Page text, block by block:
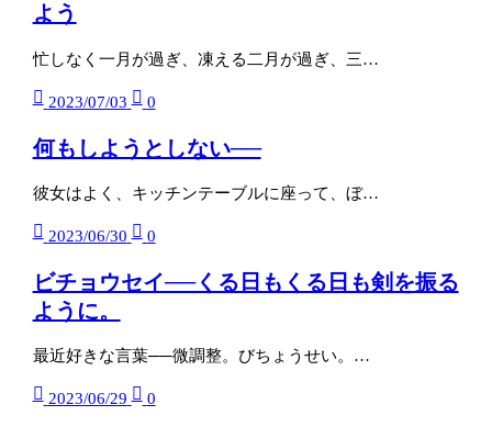
よう
忙しなく一月が過ぎ、凍える二月が過ぎ、三…
2023/07/03 0
何もしようとしない──
彼女はよく、キッチンテーブルに座って、ぼ…
2023/06/30 0
ビチョウセイ──くる日もくる日も剣を振る
ように。
最近好きな言葉──微調整。びちょうせい。…
2023/06/29 0